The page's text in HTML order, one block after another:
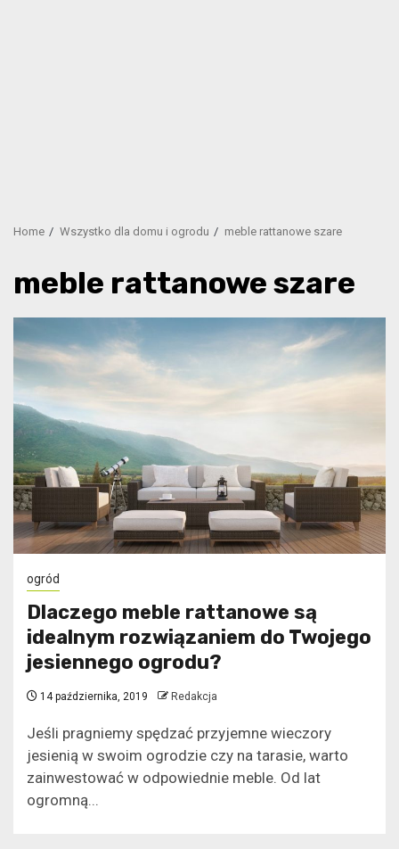
Home Wszystko dla domu i ogrodu meble rattanowe szare
meble rattanowe szare
ogród
Dlaczego meble rattanowe są
idealnym rozwiązaniem do Twojego
jesiennego ogrodu?
14 października, 2019 Redakcja
Jeśli pragniemy spędzać przyjemne wieczory
jesienią w swoim ogrodzie czy na tarasie, warto
zainwestować w odpowiednie meble. Od lat
ogromną...